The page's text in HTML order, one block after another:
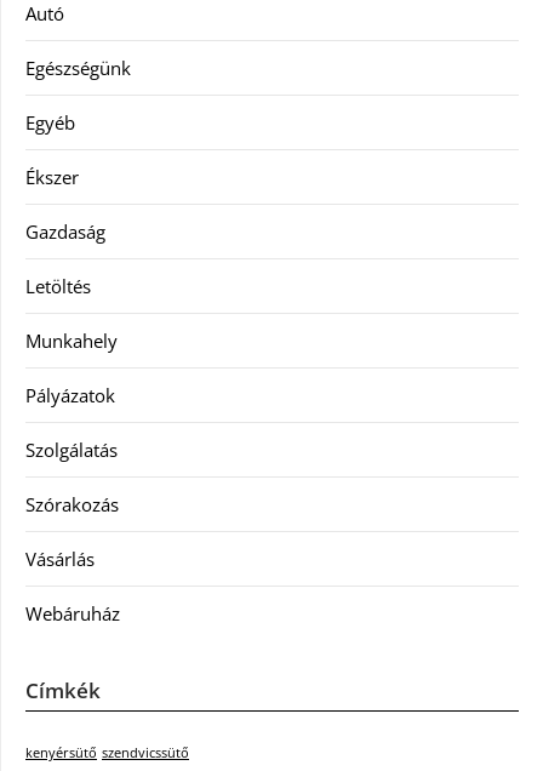
Autó
Egészségünk
Egyéb
Ékszer
Gazdaság
Letöltés
Munkahely
Pályázatok
Szolgálatás
Szórakozás
Vásárlás
Webáruház
Címkék
kenyérsütő szendvicssütő